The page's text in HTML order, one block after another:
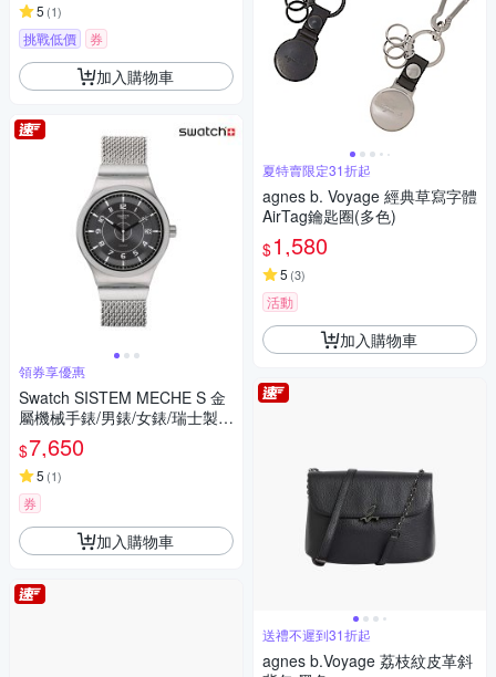
5 (1)
挑戰低價 券
加入購物車
領券享優惠
Swatch SISTEM MECHE S 金
屬機械手錶/男錶/女錶/瑞士製造
YIS418MB (42mm)
$7,650
5 (1)
券
加入購物車
夏特賣限定31折起
agnes b. Voyage 經典草寫字體
AirTag鑰匙圈(多色)
$1,580
5 (3)
活動
加入購物車
送禮不遲到31折起
agnes b.Voyage 荔枝紋皮革斜